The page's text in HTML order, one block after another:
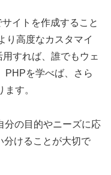
イトを作成すること
り高度なカスタマイ
すれば、誰でもウェ
PHPを学べば、さら
す。
分の目的やニーズに応
分けることが大切で